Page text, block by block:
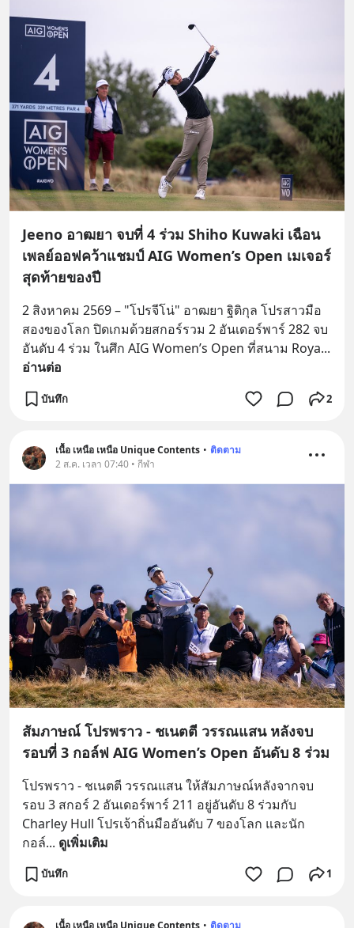
Jeeno อาฒยา จบที่ 4 ร่วม Shiho Kuwaki เฉือน
เพลย์ออฟคว้าแชมป์ AIG Women’s Open เมเจอร์
สุดท้ายของปี
2 สิงหาคม 2569 – "โปรจีโน่" อาฒยา ฐิติกุล โปรสาวมือ
สองของโลก ปิดเกมด้วยสกอร์รวม 2 อันเดอร์พาร์ 282 จบ
อันดับ 4 ร่วม ในศึก AIG Women’s Open ที่สนาม Roya
อ่านต่อ
บันทึก 2
เนื้อ เหนือ เหนือ Unique Contents • ติดตาม
2 ส.ค. เวลา 07:40 • กีฬา
สัมภาษณ์ โปรพราว - ชเนตตี วรรณแสน หลังจบ
รอบที่ 3 กอล์ฟ AIG Women’s Open อันดับ 8 ร่วม
โปรพราว - ชเนตตี วรรณแสน ให้สัมภาษณ์หลังจากจบ
รอบ 3 สกอร์ 2 อันเดอร์พาร์ 211 อยู่อันดับ 8 ร่วมกับ
Charley Hull โปรเจ้าถิ่นมืออันดับ 7 ของโลก และนัก
กอล์... ดูเพิ่มเติม
บันทึก 1
เนื้อ เหนือ เหนือ Unique Contents • ติดตาม